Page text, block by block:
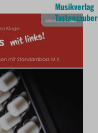
Musikverlag
Tastenzauber